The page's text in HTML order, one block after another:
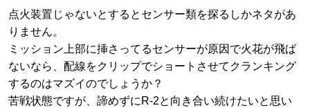
点火装置じゃないとするとセンサー類を探るしかネタがあ
りません。
ミッション上部に挿さってるセンサーが原因で火花が飛ば
ないなら、配線をクリップでショートさせてクランキング
するのはマズイのでしょうか？
苦戦状態ですが、諦めずにR-2と向き合い続けたいと思い